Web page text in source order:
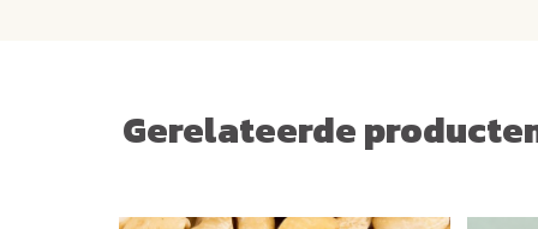
Gerelateerde